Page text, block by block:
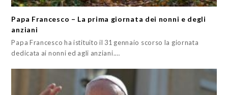
Papa Francesco – La prima giornata dei nonni e degli
anziani
Papa Francesco ha istituito il 31 gennaio scorso la giornata
dedicata ai nonni ed agli anziani.…